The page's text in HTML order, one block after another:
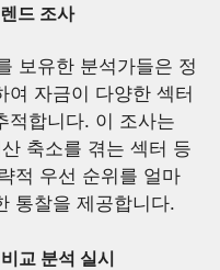
드 조사
보유한 분석가들은 정
여 자금이 다양한 섹터
적합니다. 이 조사는
축소를 겪는 섹터 등
적 우선 순위를 얼마
통찰을 제공합니다.
교 분석 실시